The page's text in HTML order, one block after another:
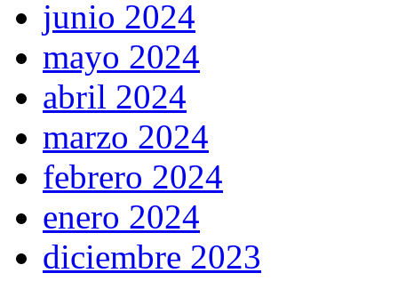
junio 2024
mayo 2024
abril 2024
marzo 2024
febrero 2024
enero 2024
diciembre 2023